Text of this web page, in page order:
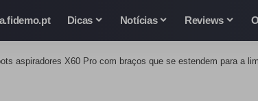
Dicas Notícias Reviews
aspiradores X60 Pro com braços que se estendem para a